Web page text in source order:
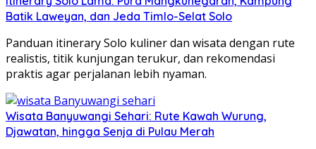
Batik Laweyan, dan Jeda Timlo-Selat Solo
Panduan itinerary Solo kuliner dan wisata dengan rute
realistis, titik kunjungan terukur, dan rekomendasi
praktis agar perjalanan lebih nyaman.
Wisata Banyuwangi Sehari: Rute Kawah Wurung,
Djawatan, hingga Senja di Pulau Merah